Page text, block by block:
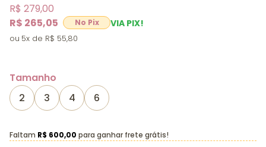
R$ 265,05 VIA PIX!
R$ 279,00
5x R$ 55,80
Tamanho
2
3 4 6
Faltam R$ 600,00 para ganhar frete grátis!